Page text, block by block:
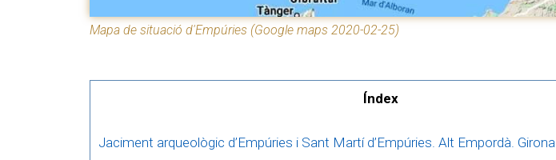
Mapa de situació d'Empúries (Google maps 2020-02-25)
Índex
Jaciment arqueològic d’Empúries i Sant Martí d’Empúries. Alt Empordà. Girona